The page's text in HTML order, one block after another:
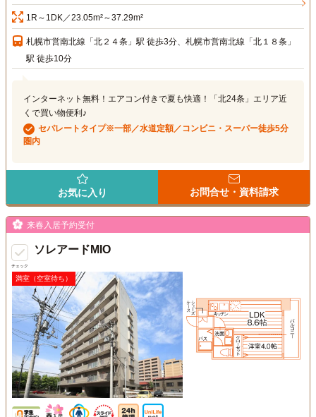
1R～1DK／23.05m²～37.29m²
札幌市営南北線「北２４条」駅 徒歩3分、札幌市営南北線「北１８条」
駅 徒歩10分
インターネット無料！エアコン付きで夏も快適！「北24条」エリア近
くで買い物便利♪
セパレートタイプ※一部／水道定額／コンビニ・スーパー徒歩5分
圏内
お気に入り お問合せ・資料請求
チェック
来春入居予約受付
ソレアードMIO
満室（空室待ち）